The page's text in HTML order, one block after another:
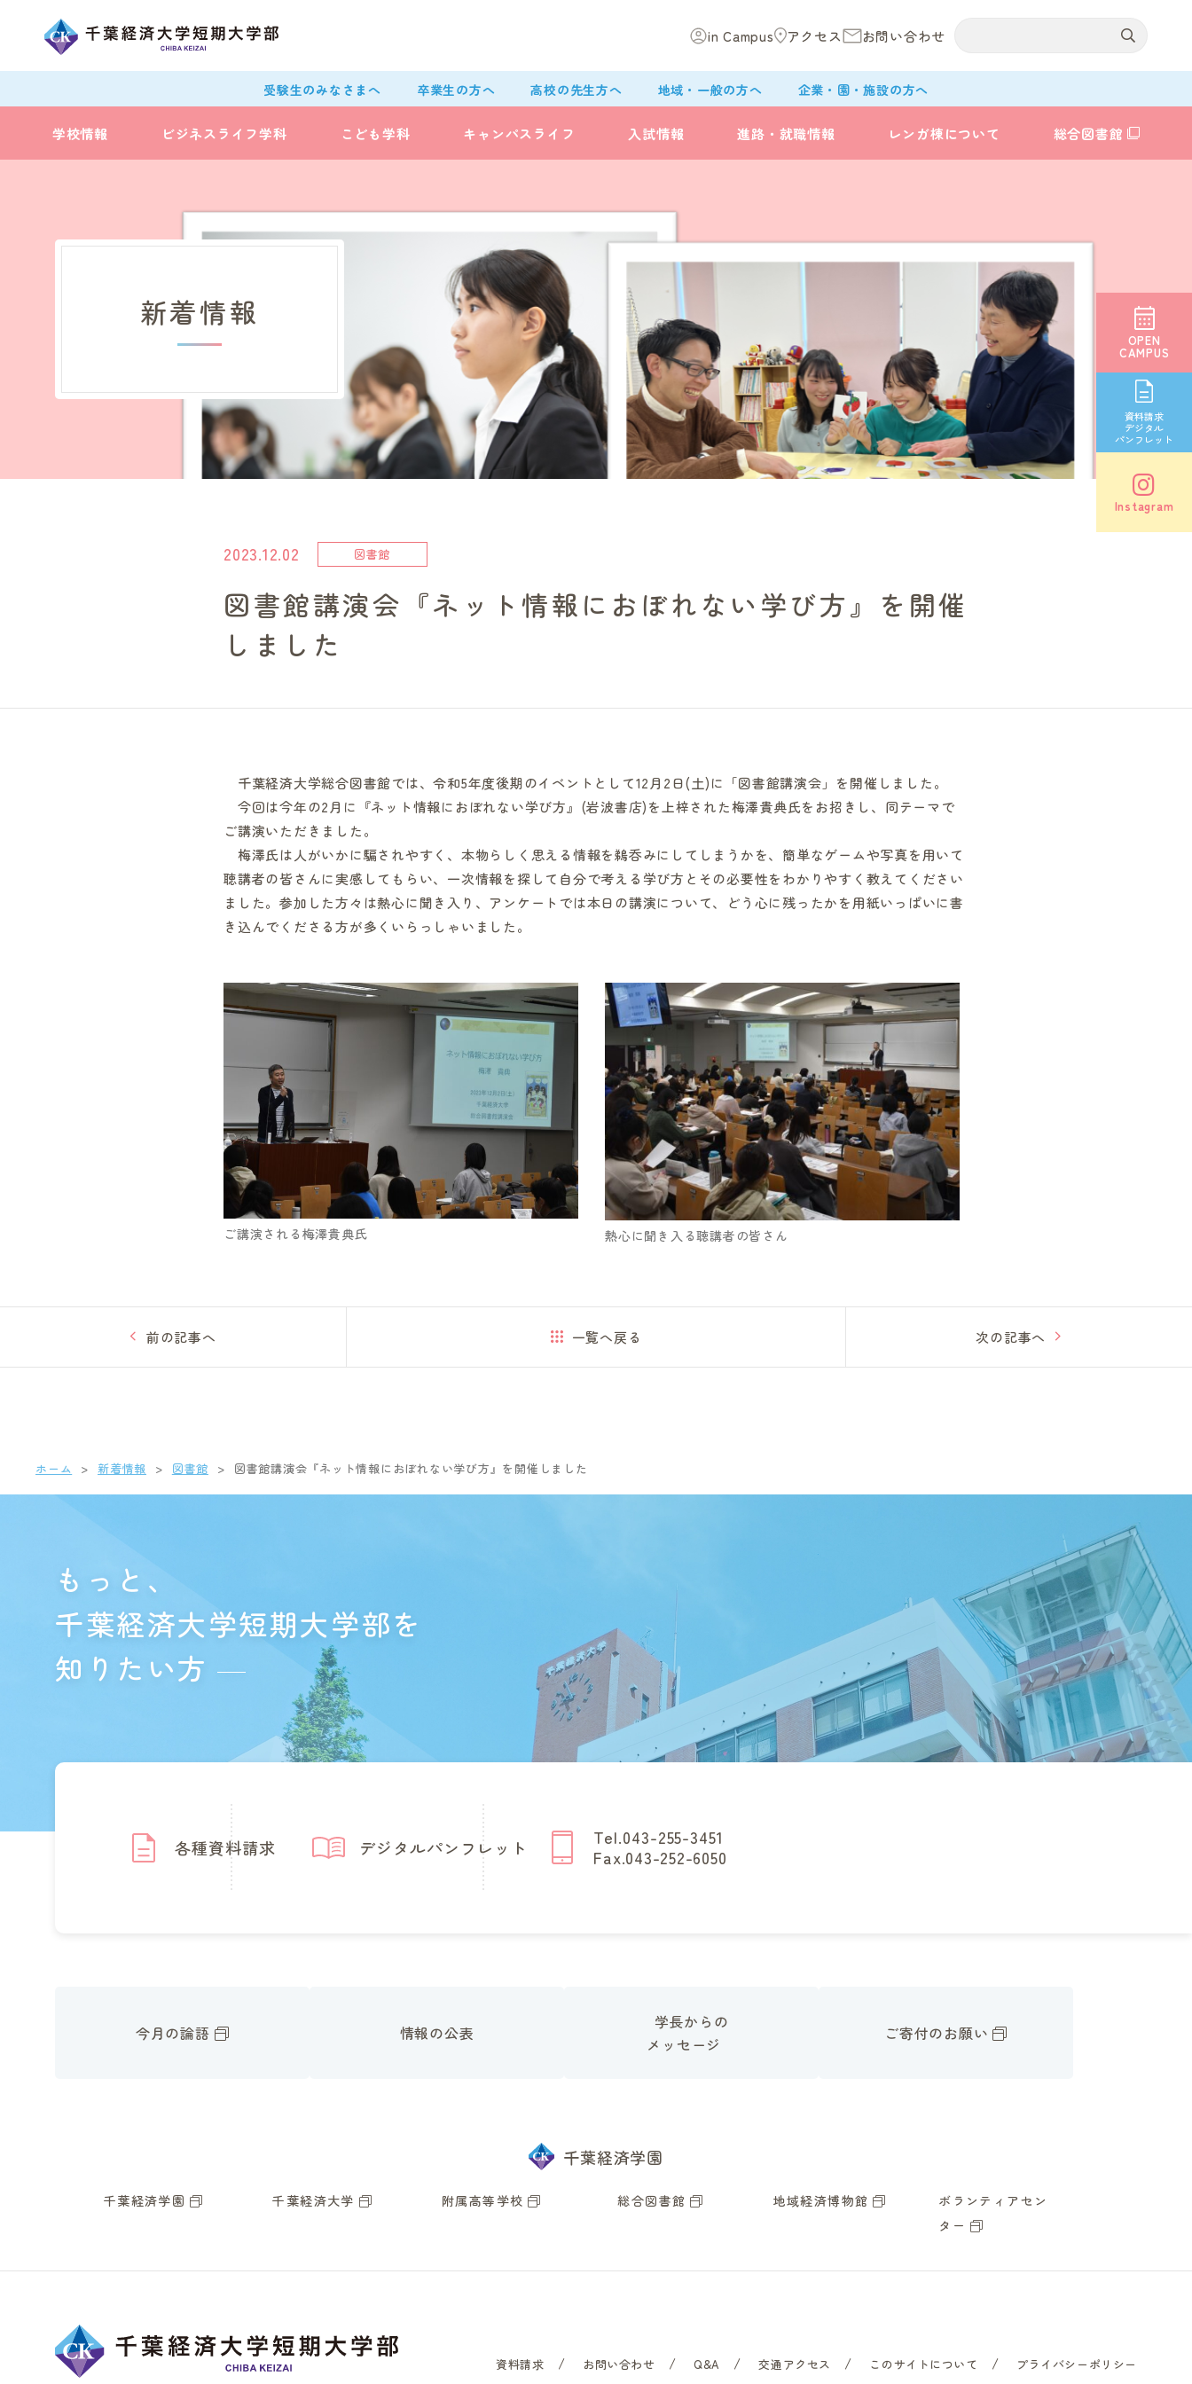
in Campus アクセス お問い合わせ
学校情報 ビジネスライフ学科 こども学科 キャンパスライフ 入試情報 進路・就職情報 レンガ棟について 総合図書館
受験生のみなさまへ 卒業生の方へ 高校の先生方へ 地域・一般の方へ 企業・園・施設の方へ
新着情報
2023.12.02 図書館
図書館講演会『ネット情報におぼれない学び方』を開催
しました
千葉経済大学総合図書館では、令和5年度後期のイベントとして12月2日(土)に「図書館講演会」を開催しました。
今回は今年の2月に『ネット情報におぼれない学び方』(岩波書店)を上梓された梅澤貴典氏をお招きし、同テーマで
ご講演いただきました。
梅澤氏は人がいかに騙されやすく、本物らしく思える情報を鵜呑みにしてしまうかを、簡単なゲームや写真を用いて
聴講者の皆さんに実感してもらい、一次情報を探して自分で考える学び方とその必要性をわかりやすく教えてください
ました。参加した方々は熱心に聞き入り、アンケートでは本日の講演について、どう心に残ったかを用紙いっぱいに書
き込んでくださる方が多くいらっしゃいました。
ご講演される梅澤貴典氏 熱心に聞き入る聴講者の皆さん
前の記事へ 一覧へ戻る 次の記事へ
ホーム 新着情報 図書館 図書館講演会『ネット情報におぼれない学び方』を開催しました
OPEN
CAMPUS
資料請求
デジタル
パンフレット
Instagram
もっと、
千葉経済大学短期大学部を
知りたい方
各種資料請求 デジタルパンフレット
Tel.043-255-3451
Fax.043-252-6050
今月の論語 情報の公表
学長からの
メッセージ
ご寄付のお願い
千葉経済学園
千葉経済学園 千葉経済大学 附属高等学校 総合図書館 地域経済博物館
ボランティアセン
ター
資料請求 お問い合わせ Q&A 交通アクセス このサイトについて プライバシーポリシー